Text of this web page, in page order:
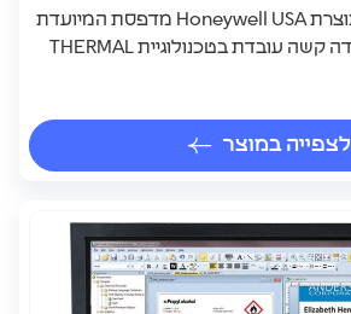
מדפסת תעשייתית תוצרת Honeywell USA מדפסת המיועדת
לעבודה בסביבת עבודה קשה עובדת בטכנולוגיית THERMAL
לצפייה במוצר